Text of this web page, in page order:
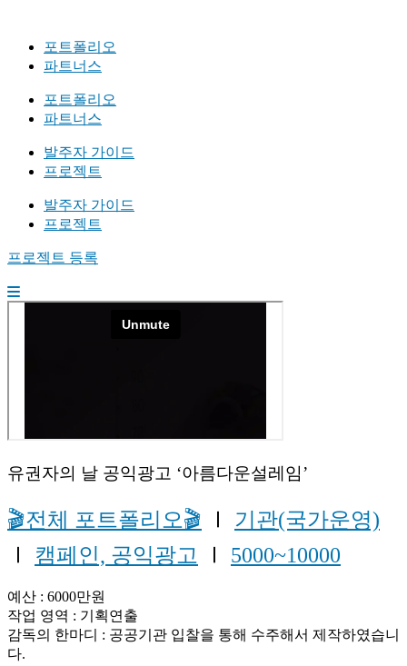
포트폴리오
파트너스
포트폴리오
파트너스
발주자 가이드
프로젝트
발주자 가이드
프로젝트
프로젝트 등록
유권자의 날 공익광고 ‘아름다운설레임’
🎬전체 포트폴리오🎬 Ⅰ 기관(국가운영)
Ⅰ 캠페인, 공익광고 Ⅰ 5000~10000
예산 : 6000만원
작업 영역 : 기획연출
감독의 한마디 : 공공기관 입찰을 통해 수주해서 제작하였습니
다.